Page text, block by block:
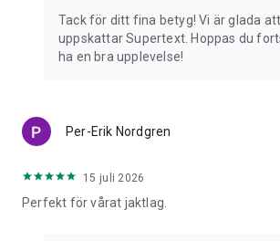
🔒 INTEGRITET & SÄKERHET
Dina meddelanden är krypterade och lagras
📢 SMARTA GRUPPVERKTYG
🚀 PÅLITLIG LEVERANS
säkerställa att allt kommer fram.
Tack för ditt fina betyg! Vi är glada
uppskattar Supertext. Hoppas du
ha en bra upplevelse!
Per-Erik Nordgren
15 juli 2026
Perfekt för vårat jaktlag.